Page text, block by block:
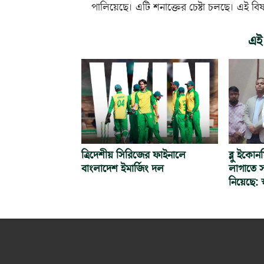
পালিয়েছে। এটি শনাক্তের চেষ্টা চলছে। এই
ত্রিদেশীয় সিরিজের ফাইনালে
বাংলাদেশ ইমার্জিং দল
ব্লু
লাগাতে
নিয়েছে: